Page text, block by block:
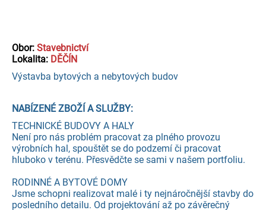
Obor: Stavebnictví
Lokalita: DĚČÍN
Výstavba bytových a nebytových budov
NABÍZENÉ ZBOŽÍ A SLUŽBY:
TECHNICKÉ BUDOVY A HALY
Není pro nás problém pracovat za plného provozu
výrobních hal, spouštět se do podzemí či pracovat
hluboko v terénu. Přesvědčte se sami v našem portfoliu.
RODINNÉ A BYTOVÉ DOMY
Jsme schopni realizovat malé i ty nejnáročnější stavby do
posledního detailu. Od projektování až po závěrečný